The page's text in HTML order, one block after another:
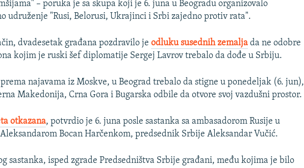
– poruka je sa skupa koji je 6. juna u Beogradu organizovalo
udruženje "Rusi, Belorusi, Ukrajinci i Srbi zajedno protiv rata".
dvadesetak građana pozdravilo je odluku susednih zemalja da ne odobre
kojim je ruski šef diplomatije Sergej Lavrov trebalo da dođe u Srbiju.
najavama iz Moskve, u Beograd trebalo da stigne u ponedeljak (6. jun),
Makedonija, Crna Gora i Bugarska odbile da otvore svoj vazdušni prostor.
otkazana, potvrdio je 6. juna posle sastanka sa ambasadorom Rusije u
Bocan Harčenkom, predsednik Srbije Aleksandar Vučić.
sastanka, isped zgrade Predsedništva Srbije građani, među kojima je bilo